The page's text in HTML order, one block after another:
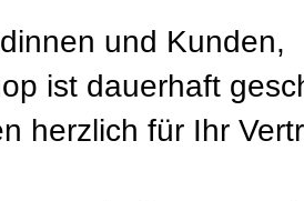
und Kunden,
ist dauerhaft
herzlich für Ihr